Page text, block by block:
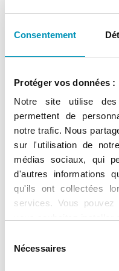
Consentement
Protéger vos données
Notre site utilise
permettent de
notre trafic. Nous
sur l'utilisation de
médias sociaux, qui
d'autres informations
qu'ils ont collectées
services. Vous
consentement en vous
Nécessaires
réputation parce ces
marque et voici
Le RGPD est une
d’opacité et de perte
utilisateurs finaux.
collectées par une
elles sont utilisées,
Et ces tensions
médiatique.
la presse qui mettent en